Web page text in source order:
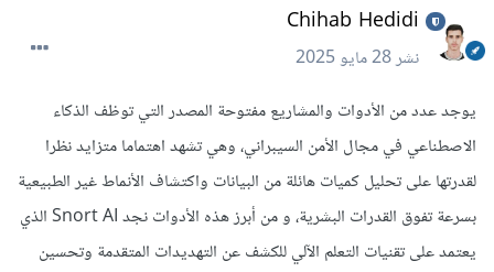
Chihab Hedidi
نشر28 مايو 2025
يوجد عدد من الأدوات والمشاريع مفتوحة المصدر التي توظف الذكاء
الاصطناعي في مجال الأمن السيبراني، وهي تشهد اهتماما متزايد نظرا
لقدرتها على تحليل كميات هائلة من البيانات واكتشاف الأنماط غير الطبيعية
بسرعة تفوق القدرات البشرية، و من أبرز هذه الأدوات نجد Snort AI الذي
يعتمد على تقنيات التعلم الآلي للكشف عن التهديدات المتقدمة وتحسين